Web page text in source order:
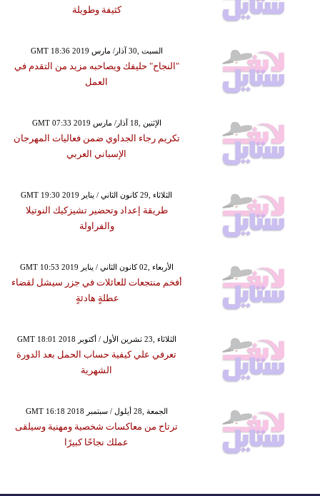
كثيفة وطويلة
GMT 18:36 2019 السبت ,30 آذار/ مارس
"النجاح" حليفك ويصاحبه مزيد من التقدم في
العمل
GMT 07:33 2019 الإثنين ,18 آذار/ مارس
تكريم رجاء الجداوي ضمن فعاليات المهرجان
الإسباني العربي
GMT 19:30 2019 الثلاثاء ,29 كانون الثاني / يناير
طريقة إعداد وتحضير تشيزكيك النوتيلا
والفراولة
GMT 10:53 2019 الأربعاء ,02 كانون الثاني / يناير
أفخم منتجعات للعائلات في جزر سيشل لقضاء
عطلةٍ هادئةٍ
GMT 18:01 2018 الثلاثاء ,23 تشرين الأول / أكتوبر
تعرفي علي كيفية حساب الحمل بعد الدورة
الشهرية
GMT 16:18 2018 الجمعة ,28 أيلول / سبتمبر
ترتاح من معاكسات شخصية ومهنية وسيلقى
عملك نجاحًا كبيرًا